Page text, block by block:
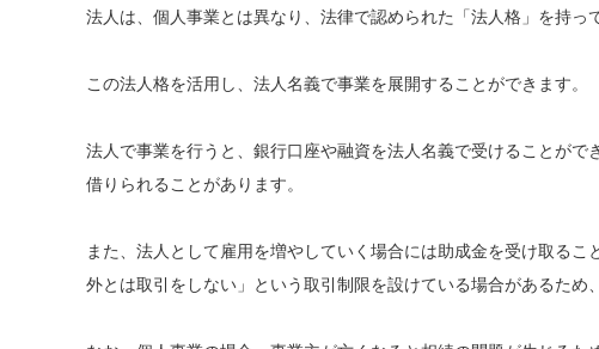
法人は、個人事業とは異なり、法律で認められた「法人格」を持っ
この法人格を活用し、法人名義で事業を展開することができます。
法人で事業を行うと、銀行口座や融資を法人名義で受けることが
借りられることがあります。
また、法人として雇用を増やしていく場合には助成金を受け取る
外とは取引をしない」という取引制限を設けている場合があるため